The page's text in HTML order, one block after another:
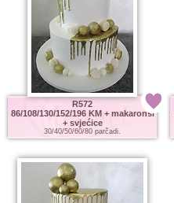
R572
86/108/130/152/196 KM+ makaronsi
+ svjećice
30/40/50/60/80 parčadi.